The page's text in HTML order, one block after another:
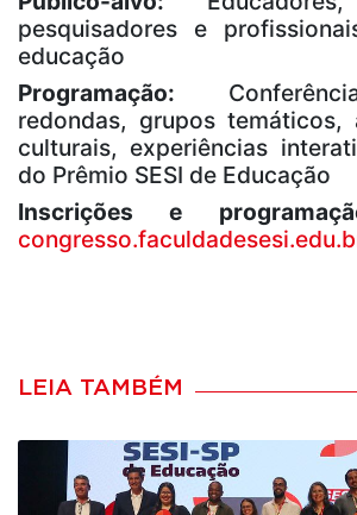
pesquisadores e
educação
Programação:
redondas, grupos temáticos,
culturais, experiências
do Prêmio SESI de Educação
Inscrições e
LEIA TAMBÉM